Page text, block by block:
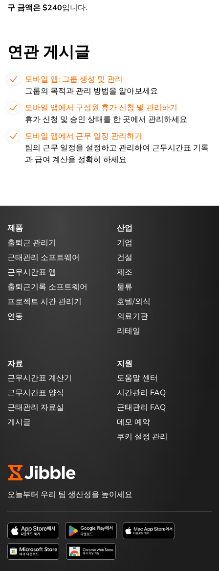
구 금액은$240입니다.
연관 게시글
모바일 앱: 그룹 생성 및 관리
그룹의 목적과 관리 방법을 알아보세요
모바일 앱에서 구성원 휴가 신청 및 관리하기
휴가 신청 및 승인 상태를 한 곳에서 관리하세요
모바일 앱에서 근무 일정 관리하기
팀의 근무 일정을 설정하고 관리하여 근무시간표 기록
과 급여 계산을 정확히 하세요
제품
출퇴근 관리기
근태관리 소프트웨어
근무시간표 앱
출퇴근기록 소프트웨어
프로젝트 시간 관리기
연동
산업
기업
건설
제조
물류
호텔/외식
의료기관
리테일
자료
근무시간표 계산기
근무시간표 양식
근태관리 자료실
게시글
지원
도움말 센터
시간관리 FAQ
근태관리 FAQ
데모 예약
쿠키 설정 관리
오늘부터 우리 팀 생산성을 높이세요